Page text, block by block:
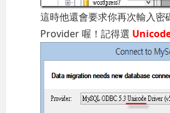
這時他還會要求你再次輸入密
Provider 喔！記得選